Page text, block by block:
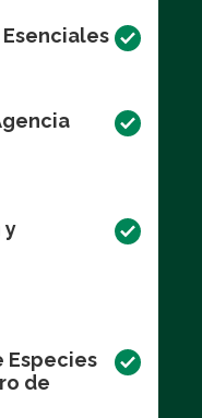
y
Especies
de